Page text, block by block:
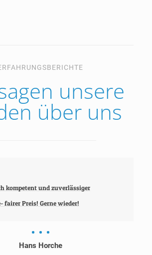
unsere
über uns
kompetent und zuverlässiger
fairer Preis! Gerne wieder!
Hans Horche